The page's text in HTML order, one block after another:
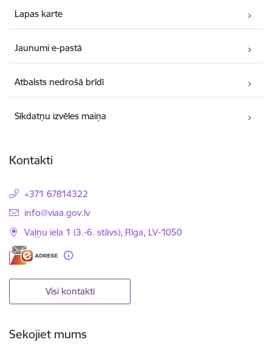
Lapas karte
Jaunumi e-pastā
Atbalsts nedrošā brīdī
Sīkdatņu izvēles maiņa
Kontakti
+371 67814322
E-pasts:
info@viaa.gov.lv
Vaļņu iela 1 (3.-6. stāvs), Rīga, LV-1050
Visi kontakti
Sekojiet mums